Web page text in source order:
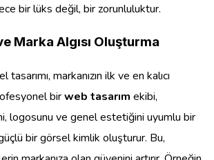
bir lüks değil, bir zorunluluktur.
Marka Algısı Oluşturma
markanızın ilk ve en kalıcı
birweb tasarım ekibi,
logosunu ve genel estetiğini uyumlu bir
bir görsel kimlik oluşturur. Bu,